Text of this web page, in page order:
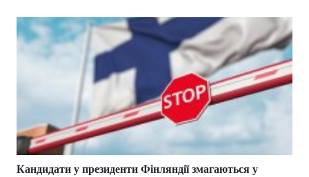
Кандидати у президенти Фінляндії змагаються у